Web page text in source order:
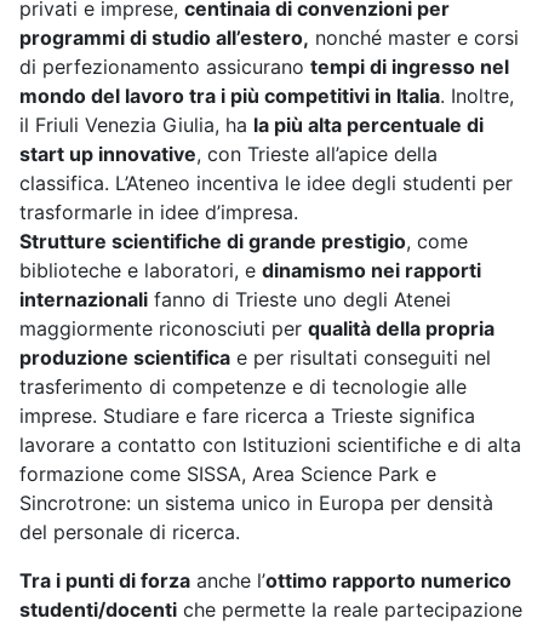
privati e imprese, centinaia di convenzioni per
programmi di studio all’estero, nonché master e corsi
di perfezionamento assicurano tempi di ingresso nel
mondo del lavoro tra i più competitivi in Italia. Inoltre,
il Friuli Venezia Giulia, ha la più alta percentuale di
start up innovative, con Trieste all’apice della
classifica. L’Ateneo incentiva le idee degli studenti per
trasformarle in idee d’impresa.
Strutture scientifiche di grande prestigio, come
biblioteche e laboratori, e dinamismo nei rapporti
internazionali fanno di Trieste uno degli Atenei
maggiormente riconosciuti per qualità della propria
produzione scientifica e per risultati conseguiti nel
trasferimento di competenze e di tecnologie alle
imprese. Studiare e fare ricerca a Trieste significa
lavorare a contatto con Istituzioni scientifiche e di alta
formazione come SISSA, Area Science Park e
Sincrotrone: un sistema unico in Europa per densità
del personale di ricerca.
Tra i punti di forza anche l’ottimo rapporto numerico
studenti/docenti che permette la reale partecipazione